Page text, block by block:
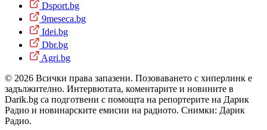
Dsport.bg
9meseca.bg
Idei.bg
Dbr.bg
Agri.bg
© 2026 Всички права запазени. Позоваването с хиперлинк е
задължително. Интервютата, коментарите и новините в
Darik.bg са подготвени с помощта на репортерите на Дарик
Радио и новинарските емисии на радиото. Снимки: Дарик
Радио.